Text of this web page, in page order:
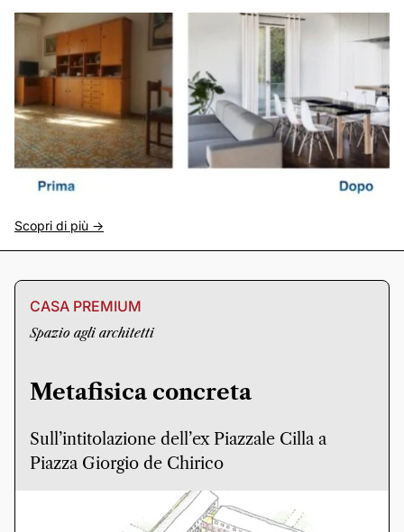
Scopri di più ->
CASA PREMIUM
Spazio agli architetti
Metafisica concreta
Sull’intitolazione dell’ex Piazzale Cilla a
Piazza Giorgio de Chirico